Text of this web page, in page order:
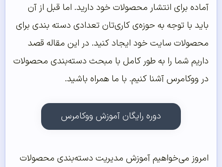
آماده برای انتشار محصولات خود دارید. اما قبل از آن
باید با توجه به حوزه‌ی کاری‌تان تعدادی دسته بندی‌ برای
محصولات سایت خود ایجاد کنید. در این مقاله قصد
داریم شما را به طور کامل با مبحث دسته‌بندی محصولات
در ووکامرس آشنا کنیم. با ما همراه باشید.
دوره رایگان آموزش ووکامرس
امروز می‌خواهیم آموزش مدیریت دسته‌بندی محصولات